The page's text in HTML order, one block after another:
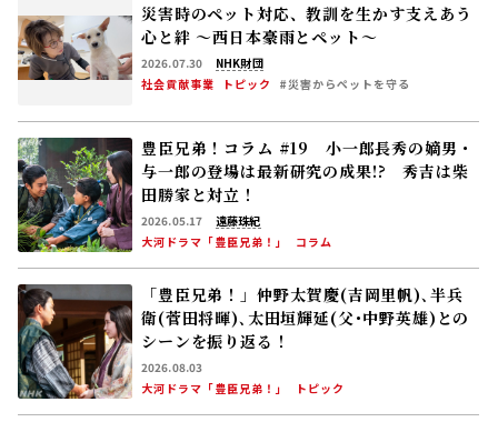
災害時のペット対応、教訓を生かす――支えあう
心と絆 〜西日本豪雨とペット〜
2026.07.30
NHK財団
社会貢献事業
トピック #災害からペットを守る
豊臣兄弟！コラム #19 小一郎長秀の嫡男・
与一郎の登場は最新研究の成果!? 秀吉は柴
田勝家と対立！
2026.05.17
遠藤珠紀
大河ドラマ「豊臣兄弟！」
コラム
「豊臣兄弟！」仲野太賀――慶(吉岡里帆)､半兵
衛(菅田将暉)､太田垣輝延(父･中野英雄)との
シーンを振り返る！
2026.08.03
大河ドラマ「豊臣兄弟！」
トピック